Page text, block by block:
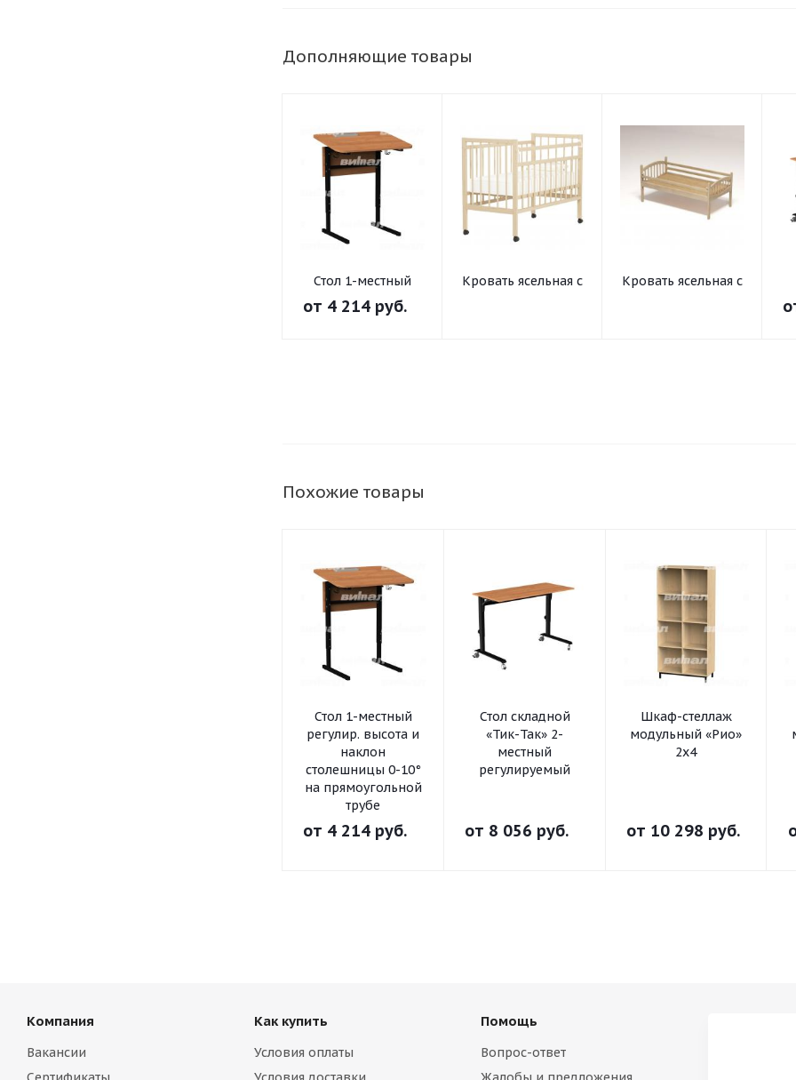
Дополняющие товары
Стол 1-местный
регулир. высота и
наклон
от 4 214 руб.
Кровать ясельная с
Кровать ясельная с
Похожие товары
Стол 1-местный
регулир. высота и
наклон
столешницы 0-10°
на прямоугольной
трубе
от 4 214 руб.
Стол складной
«Тик-Так» 2-
местный
регулируемый
от 8 056 руб.
Шкаф-стеллаж
модульный «Рио»
2х4
от 10 298 руб.
Компания
Вакансии
Как купить
Условия оплаты
Помощь
Вопрос-ответ